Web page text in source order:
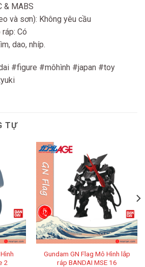
& MABS
và sơn): Không yêu cầu
Có
dao, nhíp.
#figure #môhình #japan #toy
TỰ
2
Gundam GN Flag Mô Hình lắp
ráp BANDAI MSE 16